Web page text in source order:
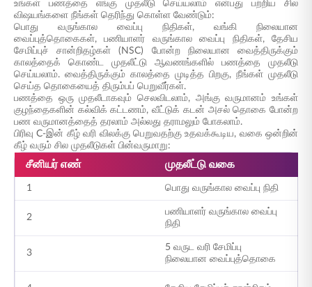
உங்கள் பணத்தை எங்கு முதலீடு செய்யலாம் என்பது பற்றிய சில
விஷயங்களை நீங்கள் தெரிந்து கொள்ள வேண்டும்:
பொது வருங்கால வைப்பு நிதிகள், வங்கி நிலையான
வைப்புத்தொகைகள், பணியாளர் வருங்கால வைப்பு நிதிகள், தேசிய
சேமிப்புச் சான்றிதழ்கள் (NSC) போன்ற நிலையான வைத்திருக்கும்
காலத்தைக் கொண்ட முதலீட்டு ஆவணங்களில் பணத்தை முதலீடு
செய்யலாம். வைத்திருக்கும் காலத்தை முடித்த பிறகு, நீங்கள் முதலீடு
செய்த தொகையைத் திரும்பப் பெறுவீர்கள்.
பணத்தை ஒரு முதலீடாகவும் செலவிடலாம், அங்கு வருமானம் உங்கள்
குழந்தைகளின் கல்விக் கட்டணம், வீட்டுக் கடன் அசல் தொகை போன்ற
பண வருமானத்தைத் தரலாம் அல்லது தராமலும் போகலாம்.
பிரிவு C-இன் கீழ் வரி விலக்கு பெறுவதற்கு உதவக்கூடிய, வகை ஒன்றின்
கீழ் வரும் சில முதலீடுகள் பின்வருமாறு:
சீனியர் எண் முதலீட்டு வகை
1 பொது வருங்கால வைப்பு நிதி
2
பணியாளர் வருங்கால வைப்பு
நிதி
3
5 வருட வரி சேமிப்பு
நிலையான வைப்புத்தொகை